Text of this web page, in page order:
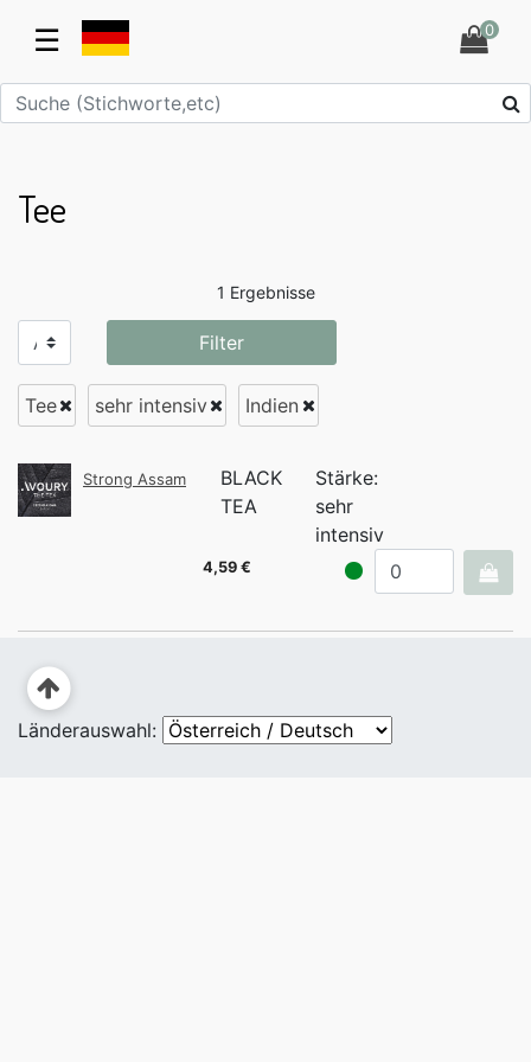
☰ 0
Tee
1 Ergebnisse
Filter
Tee sehr intensiv Indien
Strong Assam
BLACK
TEA
Stärke:
sehr
intensiv
4,59 €
Länderauswahl: